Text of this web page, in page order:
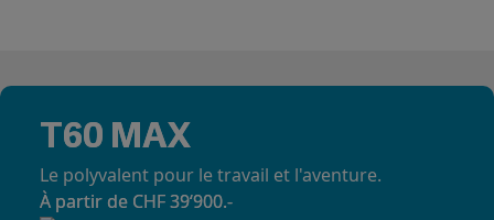
T60 MAX
Le polyvalent pour le travail et l'aventure.
À partir de CHF 39‘900.-